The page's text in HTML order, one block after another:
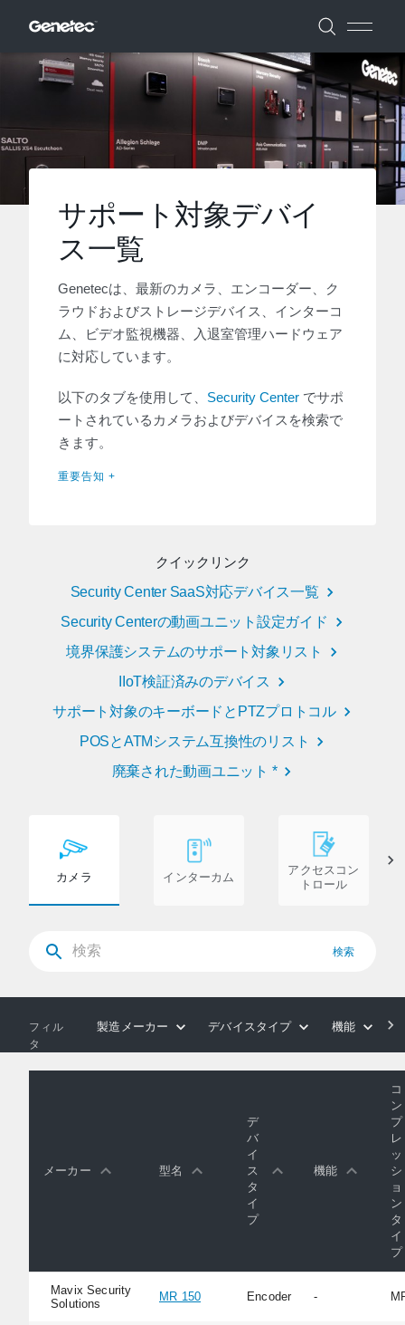
サポート対象デバイ
ス一覧
Genetecは、最新のカメラ、エンコーダー、ク
ラウドおよびストレージデバイス、インターコ
ム、ビデオ監視機器、入退室管理ハードウェア
に対応しています。
以下のタブを使用して、 Security Center でサポ
ートされているカメラおよびデバイスを検索で
きます。
重要告知 +
クイックリンク
Security Center SaaS対応デバイス一覧
Security Centerの動画ユニット設定ガイド
境界保護システムのサポート対象リスト
IIoT検証済みのデバイス
サポート対象のキーボードとPTZプロトコル
POSとATMシステム互換性のリスト
廃棄された動画ユニット *
カメラ インターカム
アクセスコン
トロール
検索
フィル
タ
製造メーカー デバイスタイプ 機能
メーカー 型名
デ
バ
イ
ス
タ
イ
プ
機能
コ
ン
プ
レ
ッ
シ
ョ
ン
タ
イ
プ
Mavix Security
Solutions
MR 150 Encoder -